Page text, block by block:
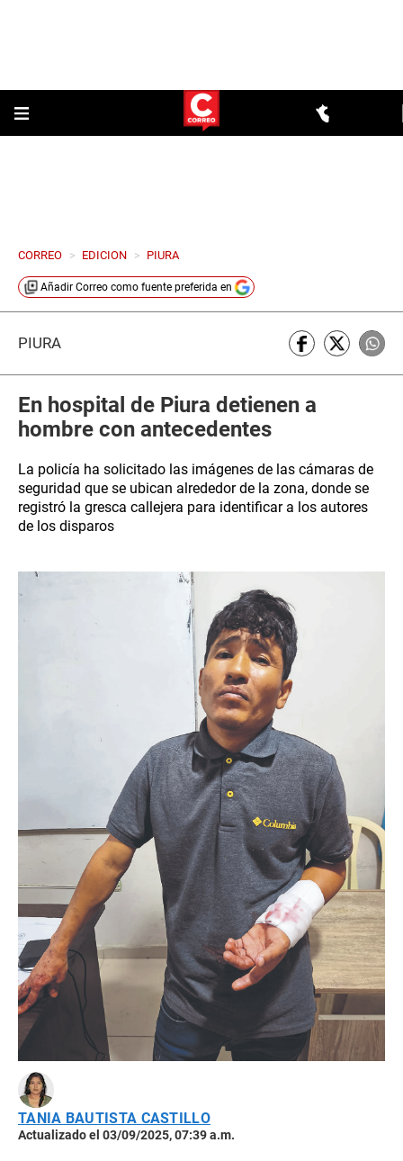
CORREO > EDICION > PIURA
Añadir Correo como fuente preferida en
PIURA
En hospital de Piura detienen a
hombre con antecedentes
La policía ha solicitado las imágenes de las cámaras de
seguridad que se ubican alrededor de la zona, donde se
registró la gresca callejera para identificar a los autores
de los disparos
TANIA BAUTISTA CASTILLO
Actualizado el 03/09/2025, 07:39 a.m.